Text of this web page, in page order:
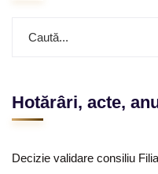
Hotărâri, acte,
Decizie validare consiliu